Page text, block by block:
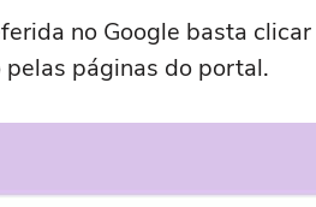
no Google basta clicar
páginas do portal.